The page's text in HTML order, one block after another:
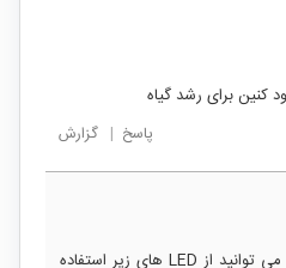
کنین برای رشد گیاه
پاسخ | گزارش
سلام ، می توانید از LED های زیر استفاده